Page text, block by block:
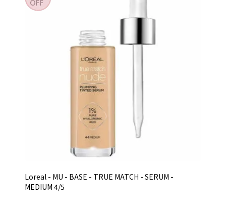
Loreal - MU - BASE - TRUE MATCH - SERUM -
MEDIUM 4/5